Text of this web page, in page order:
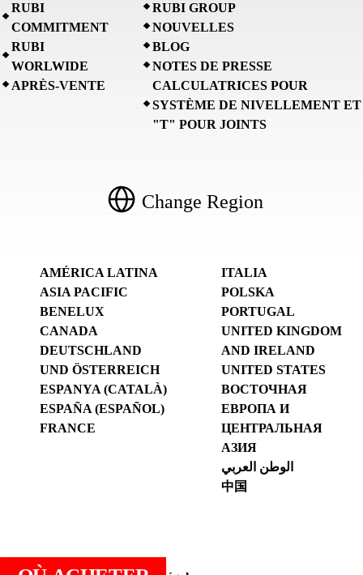
RUBI
COMMITMENT
RUBI
WORLWIDE
APRÈS-VENTE
RUBI GROUP
NOUVELLES
BLOG
NOTES DE PRESSE
CALCULATRICES POUR
SYSTÈME DE NIVELLEMENT ET
"T" POUR JOINTS
Change Region
AMÉRICA LATINA
ASIA PACIFIC
BENELUX
CANADA
DEUTSCHLAND
UND ÖSTERREICH
ESPANYA (CATALÀ)
ESPAÑA (ESPAÑOL)
FRANCE
ITALIA
POLSKA
PORTUGAL
UNITED KINGDOM
AND IRELAND
UNITED STATES
ВОСТОЧНАЯ
ЕВРОПА И
ЦЕНТРАЛЬНАЯ
АЗИЯ
الوطن العربي
中国